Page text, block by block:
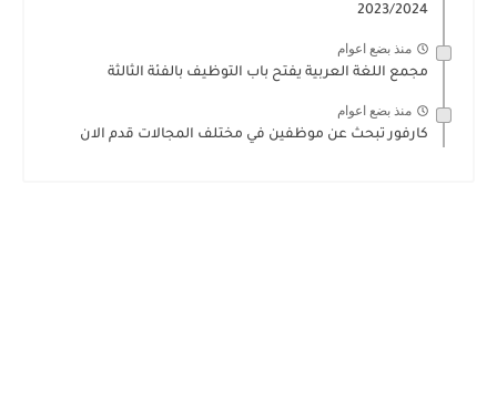
2023/2024
منذ بضع اعوام
مجمع اللغة العربية يفتح باب التوظيف بالفئة الثالثة
منذ بضع اعوام
كارفور تبحث عن موظفين في مختلف المجالات قدم الان